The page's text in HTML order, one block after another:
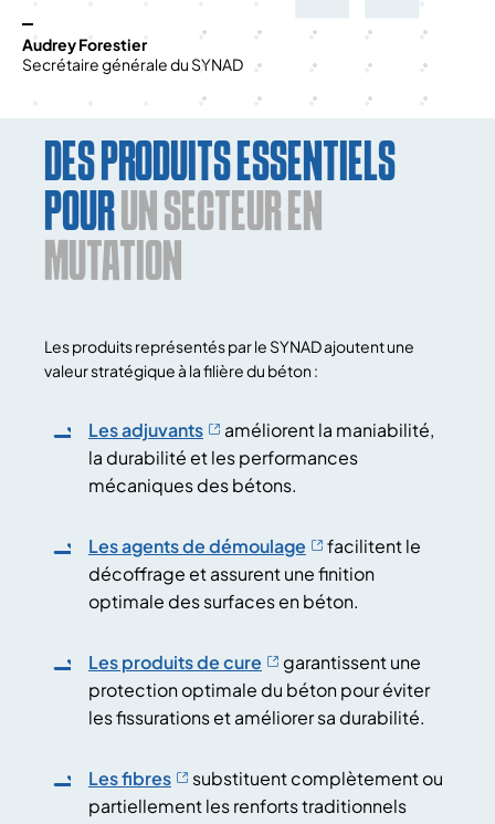
Audrey Forestier
Secrétaire générale du SYNAD
DES PRODUITS ESSENTIELS
POURUN SECTEUR EN
MUTATION
Les produits représentés par le SYNAD ajoutent une
valeur stratégique à la filière du béton :
Les adjuvants
améliorent la maniabilité,
la durabilité et les performances
mécaniques des bétons.
Les agents de démoulage
facilitent le
décoffrage et assurent une finition
optimale des surfaces en béton.
Les produits de cure
garantissent une
protection optimale du béton pour éviter
les fissurations et améliorer sa durabilité.
Les fibres
substituent complètement ou
partiellement les renforts traditionnels